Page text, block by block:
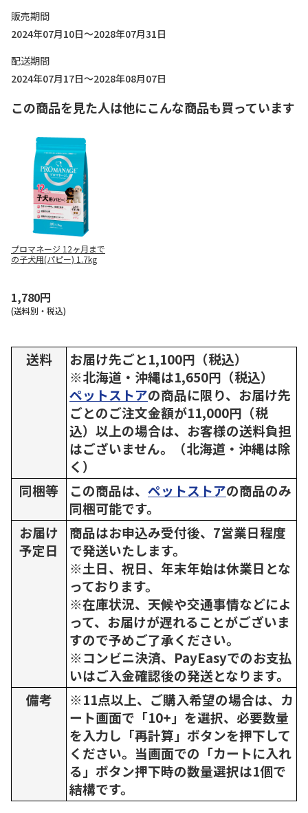
販売期間
2024年07月10日～2028年07月31日
配送期間
2024年07月17日～2028年08月07日
この商品を見た人は他にこんな商品も買っています
プロマネージ 12ヶ月まで
の子犬用(パピー) 1.7kg
1,780円
(送料別・税込)
送料
お届け先ごと1,100円（税込）
※北海道・沖縄は1,650円（税込）
ペットストアの商品に限り、お届け先
ごとのご注文金額が11,000円（税
込）以上の場合は、お客様の送料負担
はございません。（北海道・沖縄は除
く）
同梱等
この商品は、 ペットストアの商品のみ
同梱可能です。
お届け
予定日
商品はお申込み受付後、7営業日程度
で発送いたします。
※土日、祝日、年末年始は休業日とな
っております。
※在庫状況、天候や交通事情などによ
って、お届けが遅れることがございま
すので予めご了承ください。
※コンビニ決済、PayEasyでのお支払
いはご入金確認後の発送となります。
備考
※11点以上、ご購入希望の場合は、カ
ート画面で「10+」を選択、必要数量
を入力し「再計算」ボタンを押下して
ください。当画面での「カートに入れ
る」ボタン押下時の数量選択は1個で
結構です。